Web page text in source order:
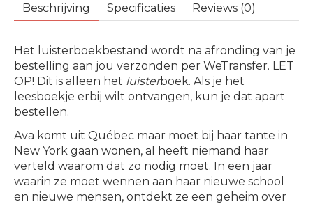
Beschrijving Specificaties Reviews (0)
Het luisterboekbestand wordt na afronding van je
bestelling aan jou verzonden per WeTransfer. LET
OP! Dit is alleen het luisterboek. Als je het
leesboekje erbij wilt ontvangen, kun je dat apart
bestellen.
Ava komt uit Québec maar moet bij haar tante in
New York gaan wonen, al heeft niemand haar
verteld waarom dat zo nodig moet. In een jaar
waarin ze moet wennen aan haar nieuwe school
en nieuwe mensen, ontdekt ze een geheim over